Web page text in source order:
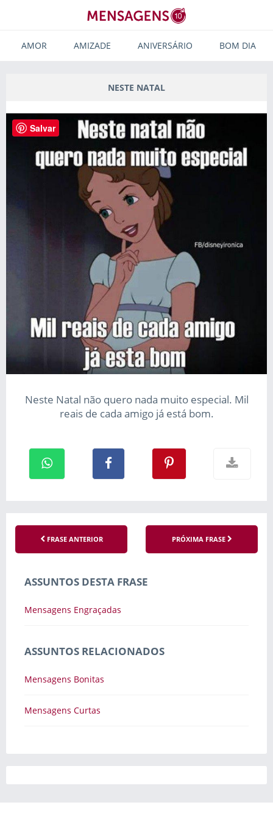
AMOR AMIZADE ANIVERSÁRIO BOM DIA
NESTE NATAL
Neste Natal não quero nada muito especial. Mil
reais de cada amigo já está bom.
FRASE ANTERIOR PRÓXIMA FRASE
ASSUNTOS DESTA FRASE
Mensagens Engraçadas
ASSUNTOS RELACIONADOS
Mensagens Bonitas
Mensagens Curtas
Salvar